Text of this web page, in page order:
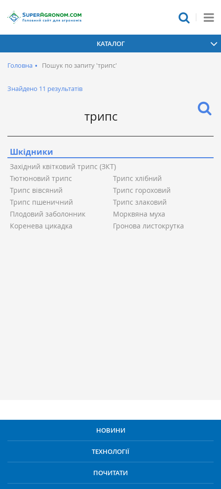
КАТАЛОГ
Головна • Пошук по запиту 'трипс'
Знайдено 11 результатів
Шкідники
Західний квітковий трипс (ЗКТ)
Тютюновий трипс
Трипс хлібний
Трипс вівсяний
Трипс гороховий
Трипс пшеничний
Трипс злаковий
Плодовий заболонник
Морквяна муха
Коренева цикадка
Гронова листокрутка
НОВИНИ
ТЕХНОЛОГІЇ
ПОЧИТАТИ